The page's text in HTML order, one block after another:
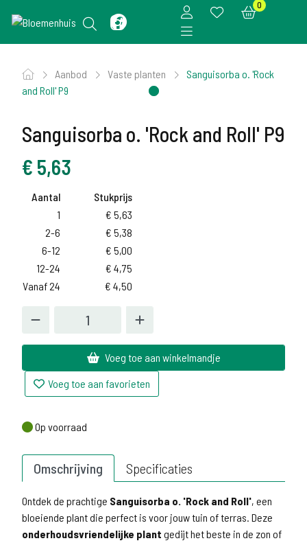
0
Aanbod Vaste planten
Sanguisorba o. 'Rock
and Roll' P9
Sanguisorba o. 'Rock and Roll' P9
€ 5,63
Aantal
Stukprijs
1
€ 5,63
2-6
€ 5,38
6-12
€ 5,00
12-24
€ 4,75
Vanaf 24
€ 4,50
Voeg toe aan winkelmandje
Voeg toe aan favorieten
Op voorraad
Op voorraad
Omschrijving Specificaties
Ontdek de prachtige Sanguisorba o. 'Rock and Roll', een
bloeiende plant die perfect is voor jouw tuin of terras. Deze
onderhoudsvriendelijke plant gedijt het beste in de zon of